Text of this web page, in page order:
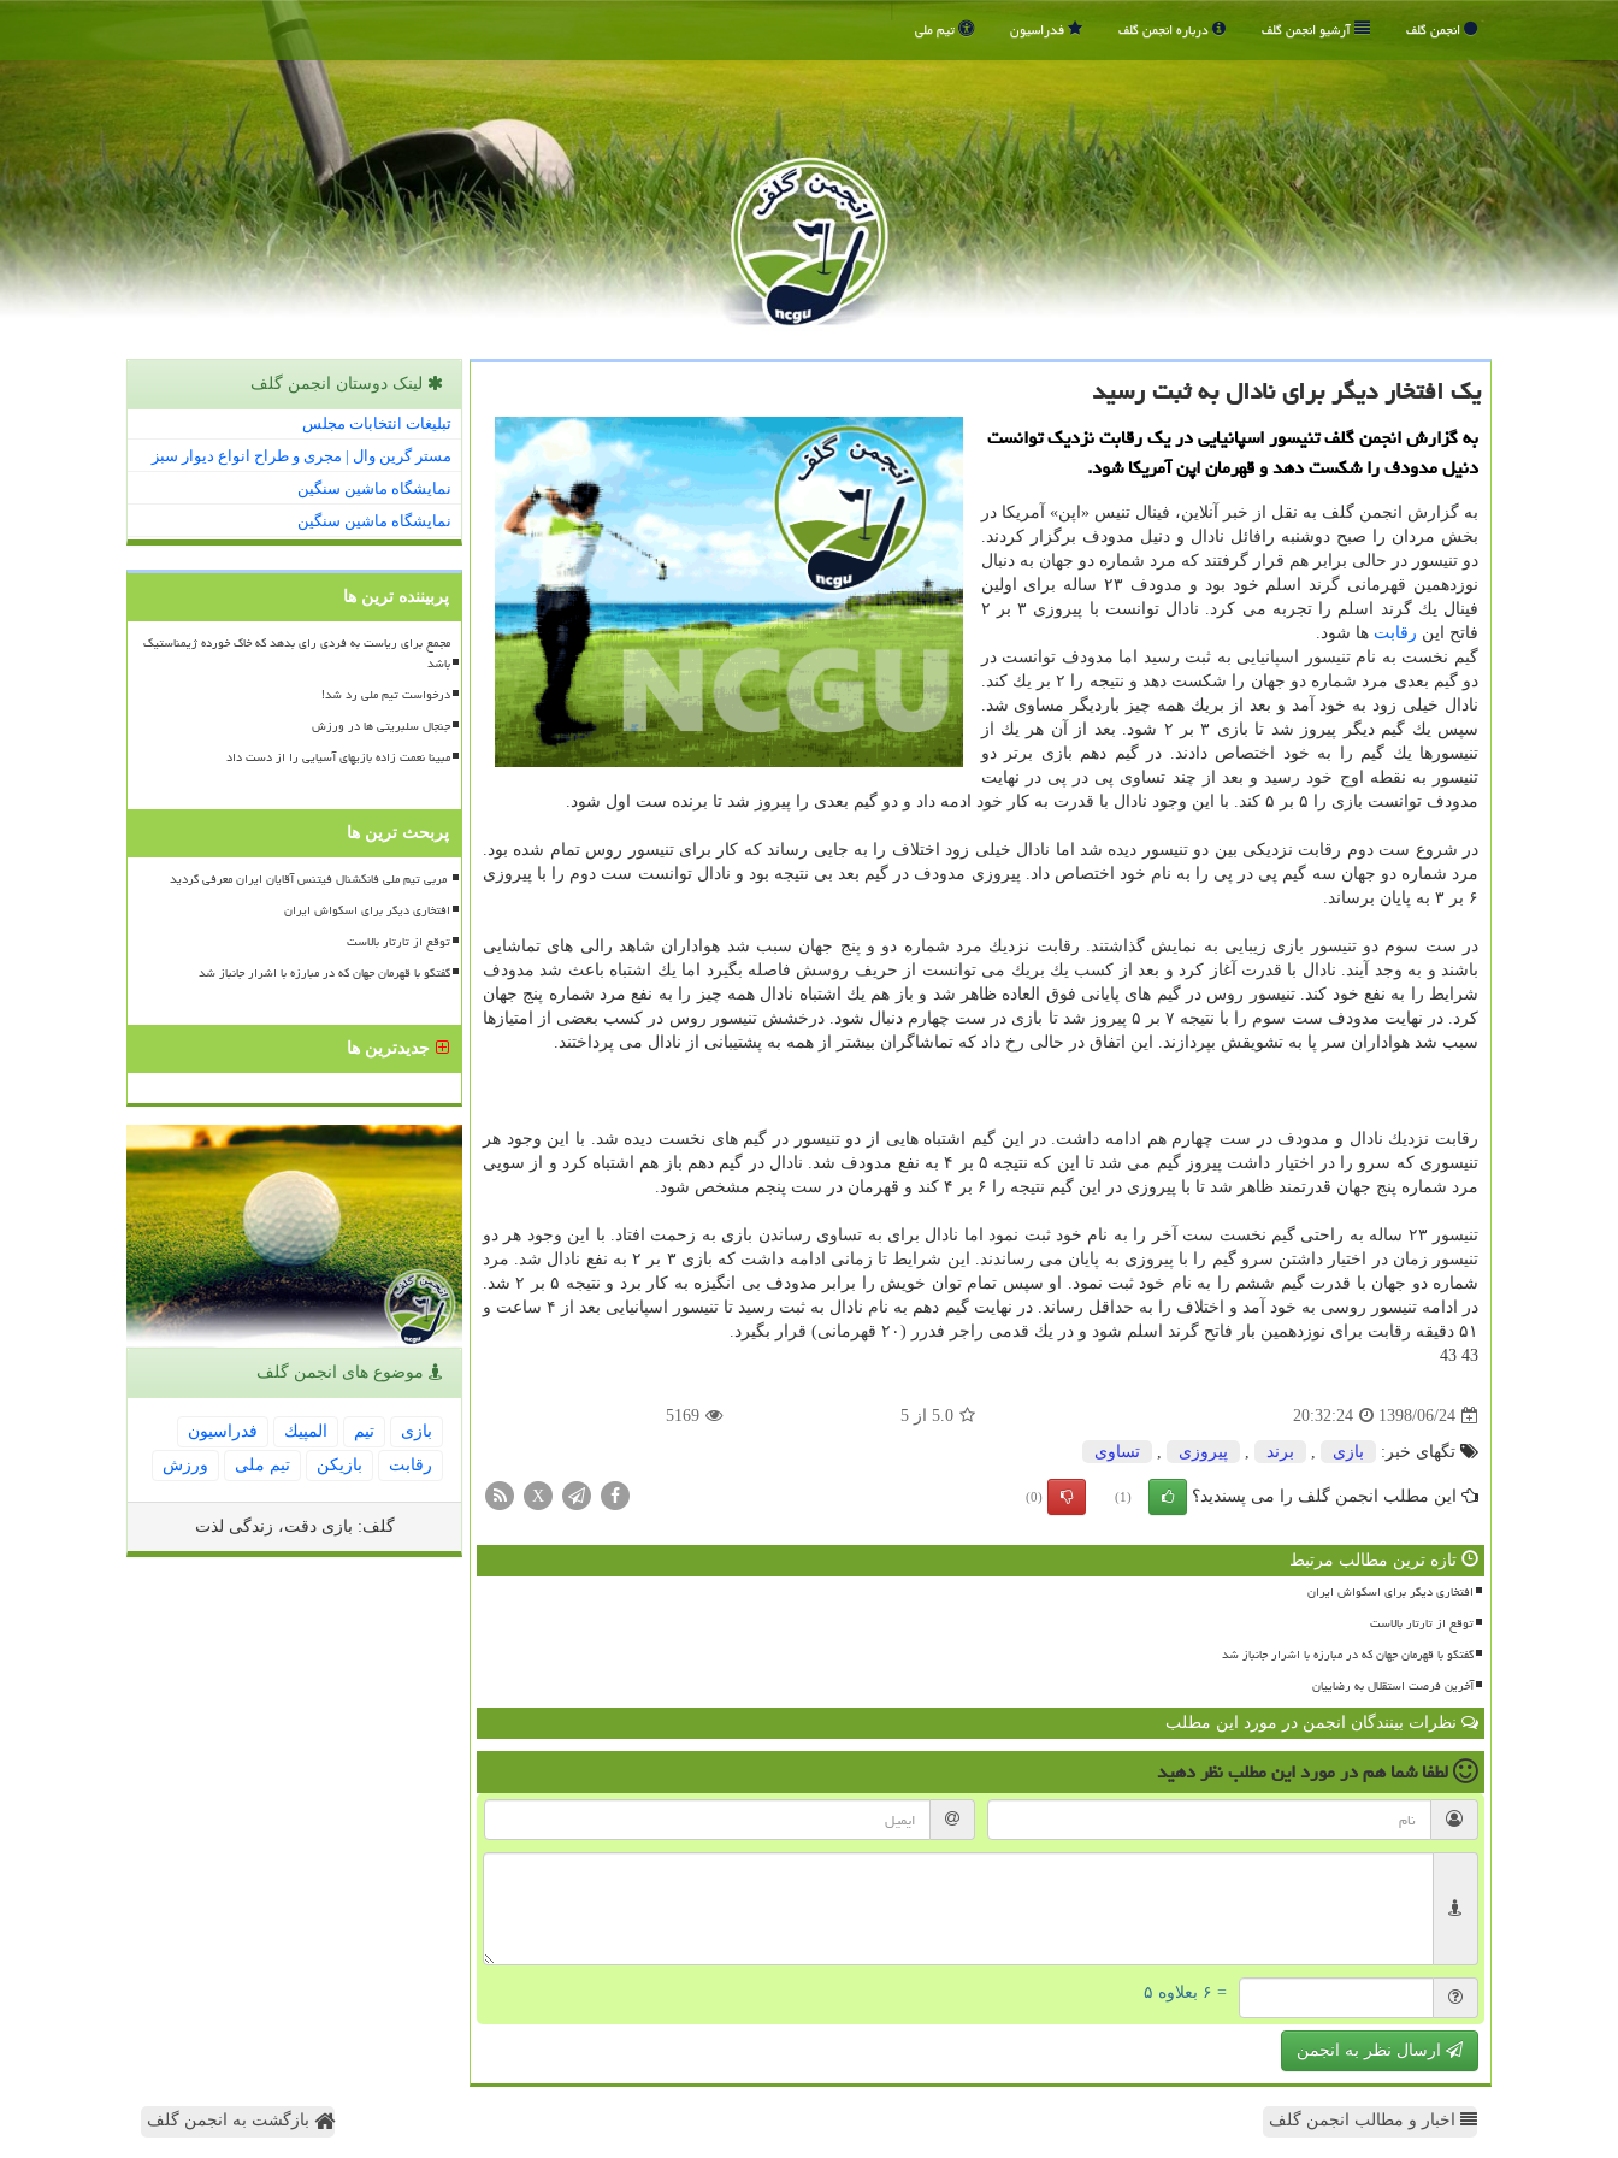
انجمن گلف آرشیو انجمن گلف درباره انجمن گلف فدراسیون تیم ملی
یك افتخار دیگر برای نادال به ثبت رسید
به گزارش انجمن گلف تنیسور اسپانیایی در یك رقابت نزدیك توانست
دنیل مدودف را شكست دهد و قهرمان اپن آمریكا شود.
به گزارش انجمن گلف به نقل از خبر آنلاین، فینال تنیس «اپن» آمریكا در
بخش مردان را صبح دوشنبه رافائل نادال و دنیل مدودف برگزار كردند.
دو تنیسور در حالی برابر هم قرار گرفتند كه مرد شماره دو جهان به دنبال
نوزدهمین قهرمانی گرند اسلم خود بود و مدودف ۲۳ ساله برای اولین
فینال یك گرند اسلم را تجربه می كرد. نادال توانست با پیروزی ۳ بر ۲
فاتح این رقابت ها شود.
گیم نخست به نام تنیسور اسپانیایی به ثبت رسید اما مدودف توانست در
دو گیم بعدی مرد شماره دو جهان را شكست دهد و نتیجه را ۲ بر یك كند.
نادال خیلی زود به خود آمد و بعد از بریك همه چیز باردیگر مساوی شد.
سپس یك گیم دیگر پیروز شد تا بازی ۳ بر ۲ شود. بعد از آن هر یك از
تنیسورها یك گیم را به خود اختصاص دادند. در گیم دهم بازی برتر دو
تنیسور به نقطه اوج خود رسید و بعد از چند تساوی پی در پی در نهایت
مدودف توانست بازی را ۵ بر ۵ كند. با این وجود نادال با قدرت به كار خود ادمه داد و دو گیم بعدی را پیروز شد تا برنده ست اول شود.
در شروع ست دوم رقابت نزدیكی بین دو تنیسور دیده شد اما نادال خیلی زود اختلاف را به جایی رساند كه كار برای تنیسور روس تمام شده بود.
مرد شماره دو جهان سه گیم پی در پی را به نام خود اختصاص داد. پیروزی مدودف در گیم بعد بی نتیجه بود و نادال توانست ست دوم را با پیروزی
۶ بر ۳ به پایان برساند.
در ست سوم دو تنیسور بازی زیبایی به نمایش گذاشتند. رقابت نزدیك مرد شماره دو و پنج جهان سبب شد هواداران شاهد رالی های تماشایی
باشند و به وجد آیند. نادال با قدرت آغاز كرد و بعد از كسب یك بریك می توانست از حریف روسش فاصله بگیرد اما یك اشتباه باعث شد مدودف
شرایط را به نفع خود كند. تنیسور روس در گیم های پایانی فوق العاده ظاهر شد و باز هم یك اشتباه نادال همه چیز را به نفع مرد شماره پنج جهان
كرد. در نهایت مدودف ست سوم را با نتیجه ۷ بر ۵ پیروز شد تا بازی در ست چهارم دنبال شود. درخشش تنیسور روس در كسب بعضی از امتیازها
سبب شد هواداران سر پا به تشویقش بپردازند. این اتفاق در حالی رخ داد كه تماشاگران بیشتر از همه به پشتیبانی از نادال می پرداختند.
رقابت نزدیك نادال و مدودف در ست چهارم هم ادامه داشت. در این گیم اشتباه هایی از دو تنیسور در گیم های نخست دیده شد. با این وجود هر
تنیسوری كه سرو را در اختیار داشت پیروز گیم می شد تا این كه نتیجه ۵ بر ۴ به نفع مدودف شد. نادال در گیم دهم باز هم اشتباه كرد و از سویی
مرد شماره پنج جهان قدرتمند ظاهر شد تا با پیروزی در این گیم نتیجه را ۶ بر ۴ كند و قهرمان در ست پنجم مشخص شود.
تنیسور ۲۳ ساله به راحتی گیم نخست ست آخر را به نام خود ثبت نمود اما نادال برای به تساوی رساندن بازی به زحمت افتاد. با این وجود هر دو
تنیسور زمان در اختیار داشتن سرو گیم را با پیروزی به پایان می رساندند. این شرایط تا زمانی ادامه داشت كه بازی ۳ بر ۲ به نفع نادال شد. مرد
شماره دو جهان با قدرت گیم ششم را به نام خود ثبت نمود. او سپس تمام توان خویش را برابر مدودف بی انگیزه به كار برد و نتیجه ۵ بر ۲ شد.
در ادامه تنیسور روسی به خود آمد و اختلاف را به حداقل رساند. در نهایت گیم دهم به نام نادال به ثبت رسید تا تنیسور اسپانیایی بعد از ۴ ساعت و
۵۱ دقیقه رقابت برای نوزدهمین بار فاتح گرند اسلم شود و در یك قدمی راجر فدرر (۲۰ قهرمانی) قرار بگیرد.
43 43
1398/06/24
20:32:24
5.0 از5
5169
تگهای خبر: بازی , برند , پیروزی , تساوی
این مطلب انجمن گلف را می پسندید؟ (1)
(0)
X
تازه ترین مطالب مرتبط
افتخاری دیگر برای اسکواش ایران
توقع از تارتار بالاست
گفتگو با قهرمان جهان که در مبارزه با اشرار جانباز شد
آخرین فرصت استقلال به رضاییان
نظرات بینندگان انجمن در مورد این مطلب
لطفا شما همدر مورد این مطلبنظر دهید
= ۶ بعلاوه ۵
ارسال نظر به انجمن
لینک دوستان انجمن گلف
تبلیغات انتخابات مجلس
مستر گرین وال | مجری و طراح انواع دیوار سبز
نمایشگاه ماشین سنگین
نمایشگاه ماشین سنگین
پربیننده ترین ها
مجمع برای ریاست به فردی رای بدهد که خاک خورده ژیمناستیک
باشد
درخواست تیم ملی رد شد!
جنجال سلبریتی ها در ورزش
مبینا نعمت زاده بازیهای آسیایی را از دست داد
پربحث ترین ها
افتخاری دیگر برای اسکواش ایران
توقع از تارتار بالاست
گفتگو با قهرمان جهان که در مبارزه با اشرار جانباز شد
جدیدترین ها
موضوع های انجمن گلف
بازی تیم المپیك
فدراسیون
رقابت
بازیكن تیم ملی ورزش
گلف: بازی دقت، زندگی لذت
اخبار و مطالب انجمن گلف بازگشت به انجمن گلف